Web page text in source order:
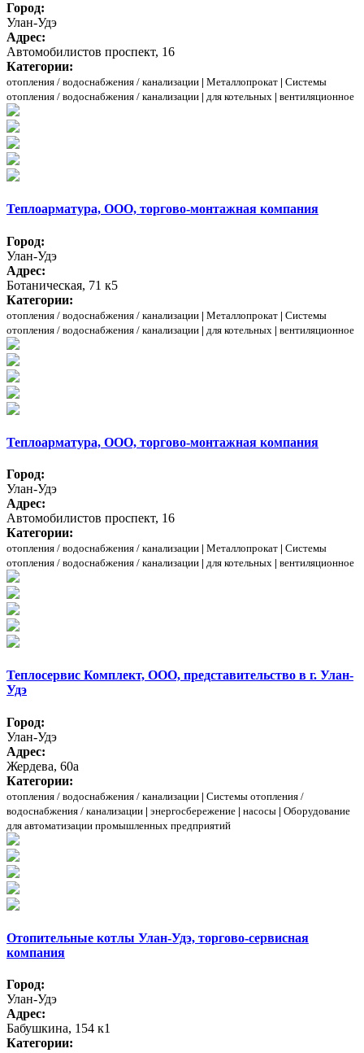
Город:
Улан-Удэ
Адрес:
Автомобилистов проспект, 16
Категории:
отопления / водоснабжения / канализации | Металлопрокат | Системы
отопления / водоснабжения / канализации | для котельных | вентиляционное
Теплоарматура, ООО, торгово-монтажная компания
Город:
Улан-Удэ
Адрес:
Ботаническая, 71 к5
Категории:
отопления / водоснабжения / канализации | Металлопрокат | Системы
отопления / водоснабжения / канализации | для котельных | вентиляционное
Теплоарматура, ООО, торгово-монтажная компания
Город:
Улан-Удэ
Адрес:
Автомобилистов проспект, 16
Категории:
отопления / водоснабжения / канализации | Металлопрокат | Системы
отопления / водоснабжения / канализации | для котельных | вентиляционное
Теплосервис Комплект, ООО, представительство в г. Улан-
Удэ
Город:
Улан-Удэ
Адрес:
Жердева, 60а
Категории:
отопления / водоснабжения / канализации | Системы отопления /
водоснабжения / канализации | энергосбережение | насосы | Оборудование
для автоматизации промышленных предприятий
Отопительные котлы Улан-Удэ, торгово-сервисная
компания
Город:
Улан-Удэ
Адрес:
Бабушкина, 154 к1
Категории: